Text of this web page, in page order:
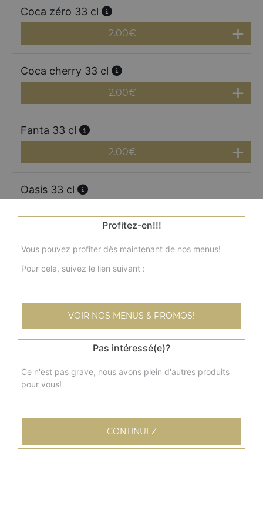
Coca zéro 33 cl
2.00€
Coca cherry 33 cl
2.00€
Fanta 33 cl
2.00€
Oasis 33 cl
Ice tea 33 cl
2.00€
2.00€
7 up 33 cl
2.00€
Profitez-en!!!
Vous pouvez profiter dès maintenant de nos menus!
Pour cela, suivez le lien suivant :
VOIR NOS MENUS & PROMOS!
Pas intéressé(e)?
Ce n'est pas grave, nous avons plein d'autres produits
pour vous!
CONTINUEZ